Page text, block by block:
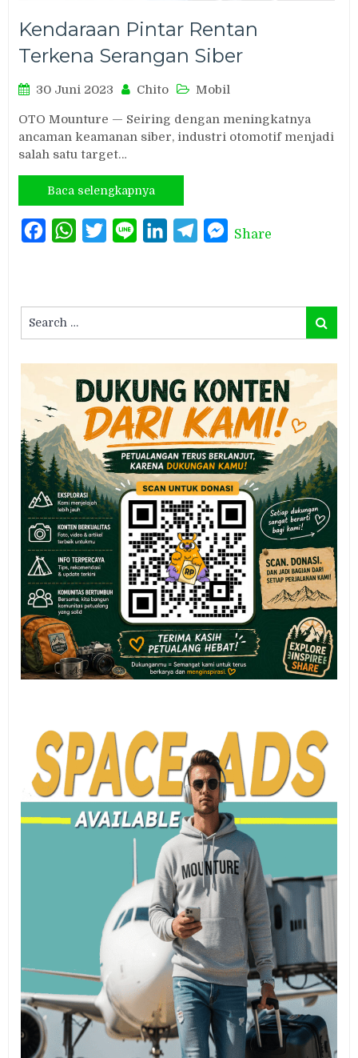
Kendaraan Pintar Rentan
Terkena Serangan Siber
30 Juni 2023 Chito Mobil
OTO Mounture — Seiring dengan meningkatnya
ancaman keamanan siber, industri otomotif menjadi
salah satu target…
Baca selengkapnya
FacebookWhatsAppTwitterLine LinkedInTelegramMessenger
Share
for:
Search